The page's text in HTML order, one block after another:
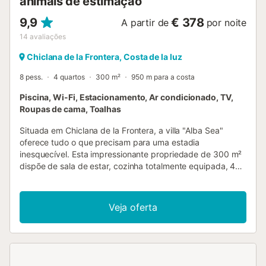
9,9
14 avaliações
A partir de € 378 por noite
Chiclana de la Frontera, Costa de la luz
8 pess. 4 quartos 300 m² 950 m para a costa
Piscina, Wi-Fi, Estacionamento, Ar condicionado, TV,
Roupas de cama, Toalhas
Situada em Chiclana de la Frontera, a villa "Alba Sea"
oferece tudo o que precisam para uma estadia
inesquecível. Esta impressionante propriedade de 300 m²
dispõe de sala de estar, cozinha totalmente equipada, 4
pessoas. Entre as comodidades adicionais encontram-se
Wi-Fi, smart TV com serviços de streaming, ar
condicionado, máquina de lavar roupa, máquina de lavar
loiça e berço disponível. A villa possui uma elegante área
Veja oferta